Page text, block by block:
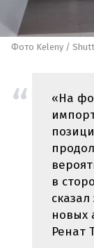
Фото Keleny /
«На
в
новых
Ренат